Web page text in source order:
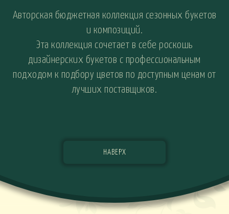
Авторская бюджетная коллекция сезонных букетов
и композиций.
Эта коллекция сочетает в себе роскошь
дизайнерских букетов с профессиональным
подходом к подбору цветов по доступным ценам от
лучших поставщиков.
НАВЕРХ